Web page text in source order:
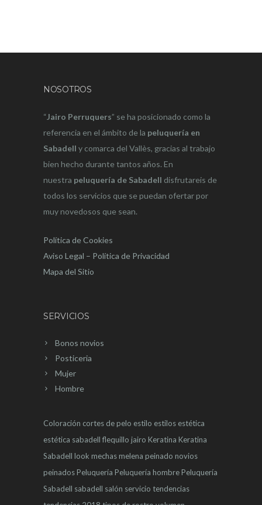
NOSOTROS
“Jairo Perruquers” se ha posicionado como la
referencia en el ámbito de la peluquería en
Sabadell y comarca del Vallès, gracias al trabajo
bien hecho durante tantos años. En
nuestra peluquería de Sabadell disfrutareis de
todos los servicios que se puedan ofertar por
muy novedosos que sean.
Política de Cookies
Aviso Legal – Política de Privacidad
Mapa del Sitio
SERVICIOS
Bonos novios
Posticeria
Mujer
Hombre
Coloración cortes de pelo estilo estilos estética
estética sabadell flequillo jairo Keratina Keratina
Sabadell look mechasmelena peinado novios
peinadosPeluquería Peluquería hombrePeluquería
Sabadell sabadell salón servicio tendencias